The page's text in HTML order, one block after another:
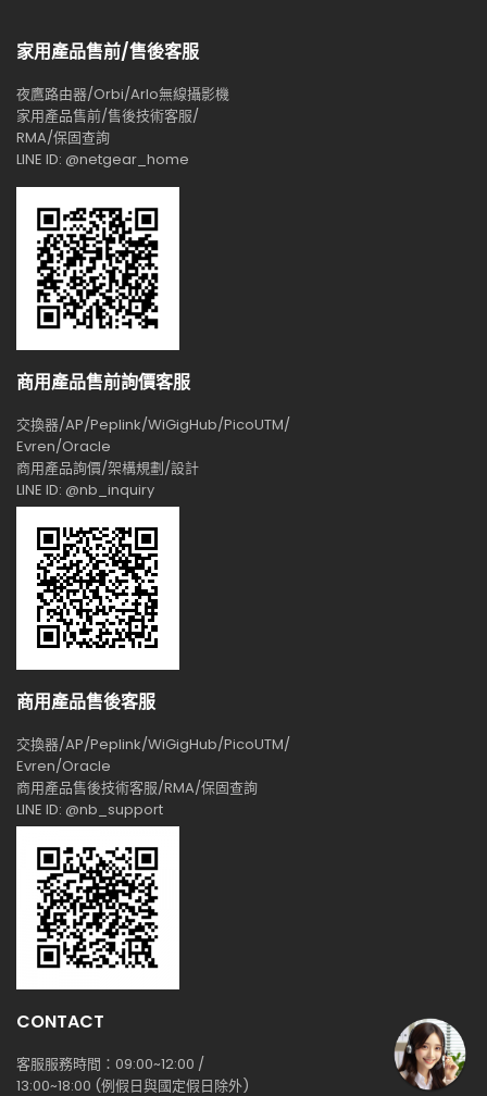
家用產品售前/售後客服
夜鷹路由器/Orbi/Arlo無線攝影機
家用產品售前/售後技術客服/
RMA/保固查詢
LINE ID: @netgear_home
商用產品售前詢價客服
交換器/AP/Peplink/WiGigHub/PicoUTM/
Evren/Oracle
商用產品詢價/架構規劃/設計
LINE ID: @nb_inquiry
商用產品售後客服
交換器/AP/Peplink/WiGigHub/PicoUTM/
Evren/Oracle
商用產品售後技術客服/RMA/保固查詢
LINE ID: @nb_support
CONTACT
客服服務時間：09:00~12:00 /
13:00~18:00 (例假日與國定假日除外)